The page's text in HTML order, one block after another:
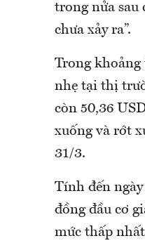
trong nửa sau
chưa xảy ra”.
Trong khoảng
nhẹ tại thị
còn 50,36
xuống và rớt
31/3.
Tính đến
đồng đầu cơ
mức thấp